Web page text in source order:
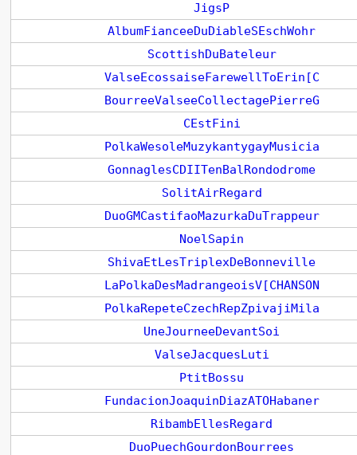
JigsP
AlbumFianceeDuDiableSEschWohr
ScottishDuBateleur
ValseEcossaiseFarewellToErin[C
BourreeValseeCollectagePierreG
CEstFini
PolkaWesoleMuzykantygayMusicia
GonnaglesCDIITenBalRondodrome
SolitAirRegard
DuoGMCastifaoMazurkaDuTrappeur
NoelSapin
ShivaEtLesTriplexDeBonneville
LaPolkaDesMadrangeoisV[CHANSON
PolkaRepeteCzechRepZpivajiMila
UneJourneeDevantSoi
ValseJacquesLuti
PtitBossu
FundacionJoaquinDiazATOHabaner
RibambEllesRegard
DuoPuechGourdonBourrees